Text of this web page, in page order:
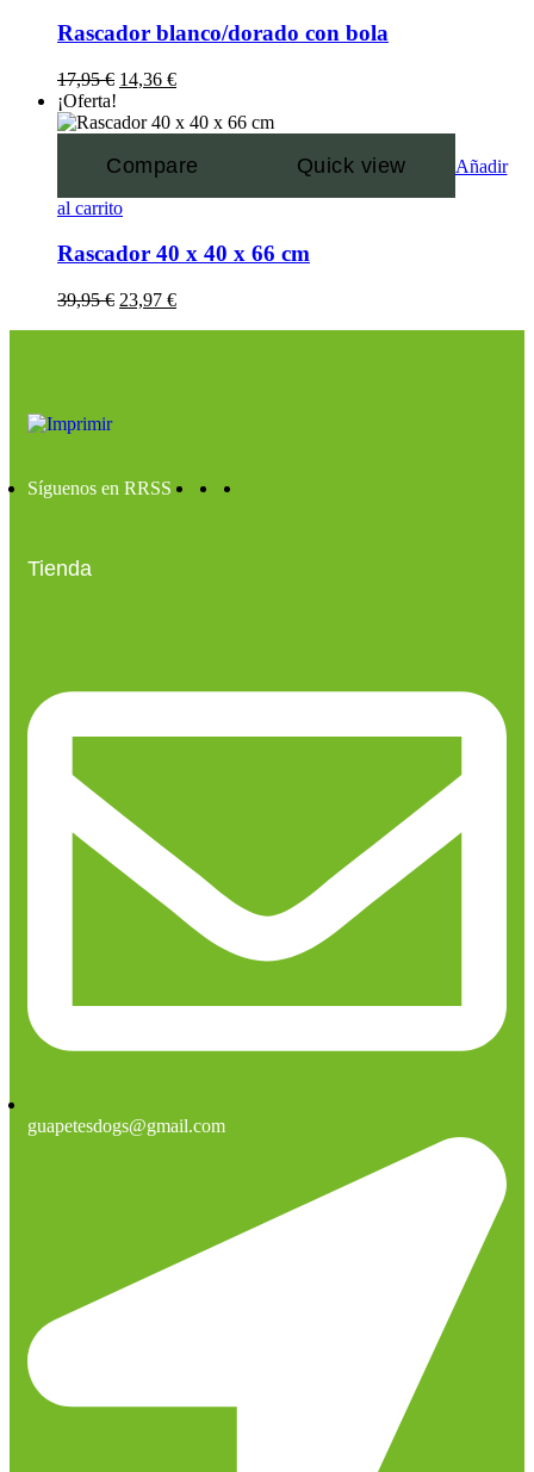
Rascador blanco/dorado con bola
17,95€ 14,36 €
¡Oferta!
Compare Quick view Añadir
al carrito
Rascador 40 x 40 x 66 cm
39,95€ 23,97 €
Síguenos en RRSS
Tienda
guapetesdogs@gmail.com